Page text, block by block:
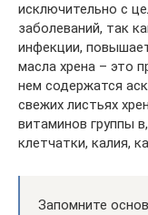
исключительно с
заболеваний, так
инфекции,
масла хрена – это
нем содержатся
свежих листьях
витаминов группы
клетчатки, калия,
Запомните